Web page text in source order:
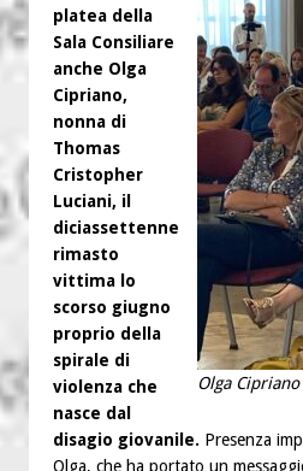
Olga Cipriano
platea della
Sala Consiliare
anche Olga
Cipriano,
nonna di
Thomas
Cristopher
Luciani, il
diciassettenne
rimasto
vittima lo
scorso giugno
proprio della
spirale di
violenza che
nasce dal
disagio giovanile. Presenza
Olga, che ha portato un